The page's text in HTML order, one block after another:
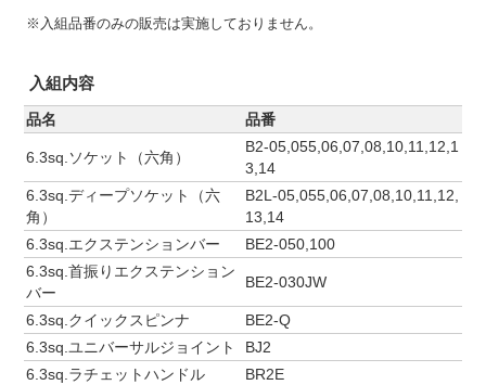
※入組品番のみの販売は実施しておりません。
入組内容
品名 品番
6.3sq.ソケット（六角）
B2-05,055,06,07,08,10,11,12,1
3,14
6.3sq.ディープソケット（六
角）
B2L-05,055,06,07,08,10,11,12,
13,14
6.3sq.エクステンションバー
BE2-050,100
6.3sq.首振りエクステンション
バー
BE2-030JW
6.3sq.クイックスピンナ
BE2-Q
6.3sq.ユニバーサルジョイント
BJ2
6.3sq.ラチェットハンドル
BR2E